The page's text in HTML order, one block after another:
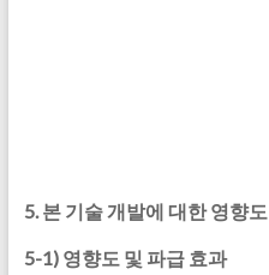
5.본 기술 개발에 대한 영향
5-1) 영향도 및 파급 효과